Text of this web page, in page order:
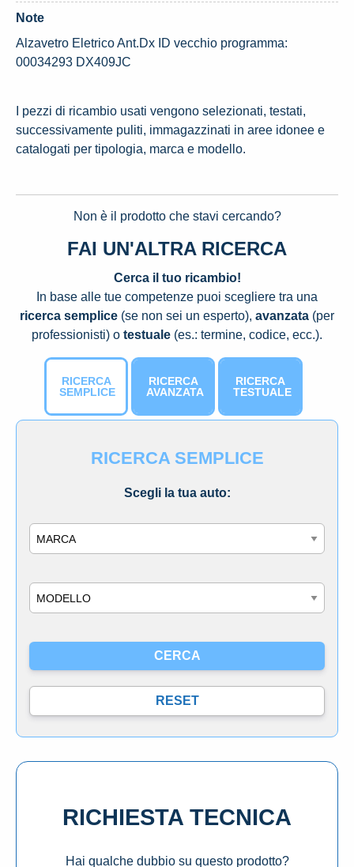
Note
Alzavetro Eletrico Ant.Dx ID vecchio programma:
00034293 DX409JC
I pezzi di ricambio usati vengono selezionati, testati,
successivamente puliti, immagazzinati in aree idonee e
catalogati per tipologia, marca e modello.
Non è il prodotto che stavi cercando?
FAI UN'ALTRA RICERCA
Cerca il tuo ricambio!
In base alle tue competenze puoi scegliere tra una
ricerca semplice (se non sei un esperto), avanzata (per
professionisti) o testuale (es.: termine, codice, ecc.).
RICERCA
SEMPLICE
RICERCA
AVANZATA
RICERCA
TESTUALE
RICERCA SEMPLICE
Scegli la tua auto:
RICHIESTA TECNICA
Hai qualche dubbio su questo prodotto?